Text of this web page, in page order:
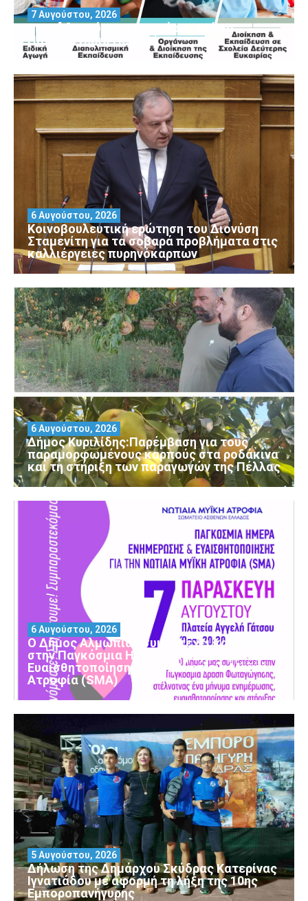
Μοριοδοτούμενα Σεμινάρια από το
Πανεπιστήμιο Πειραιά
7 Αυγούστου, 2026
Κοινοβουλευτική ερώτηση του Διονύση
Σταμενίτη για τα σοβαρά προβλήματα στις
καλλιέργειες πυρηνόκαρπων
6 Αυγούστου, 2026
Δήμος Κυριλίδης:Παρέμβαση για τους
παραμορφωμένους καρπούς στα ροδάκινα
και τη στήριξη των παραγωγών της Πέλλας
6 Αυγούστου, 2026
Ο Δήμος Αλμωπίας συμμετέχει και φέτος
στην Παγκόσμια Ημέρα Ενημέρωσης και
Ευαισθητοποίησης για τη Νωτιαία Μυϊκή
Ατροφία (SMA)
6 Αυγούστου, 2026
Δήλωση της Δημάρχου Σκύδρας Κατερίνας
Ιγνατιάδου με αφορμή τη λήξη της 10ης
Εμποροπανήγυρης
5 Αυγούστου, 2026